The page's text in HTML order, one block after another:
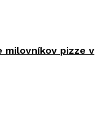
milovníkov pizze v